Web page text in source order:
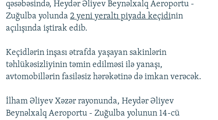
ARAŞDIRMA
MULTIMEDIA
FOTOQALEREYA
İNFOQRAFIKA
KARIKATURA
OXU ZALI
AZƏRBAYCAN ƏDƏBIYYATI KITABXANASI
İSLAM VƏ DEMOKRATIYA
İZ - MƏDƏNIYYƏT PROQRAMI
HAQQIMIZDA
MISSIYAMIZ
PEŞƏ ETIKASI VƏ JURNALISTIKA STANDARTLARIMIZ
MATERIALLARIMIZDAN ISTIFADƏ
qəsəbəsində, Heydər Əliyev Beynəlxalq Aeroportu -
Zuğulba yolunda 2 yeni yeraltı piyada keçidinin
açılışında iştirak edib.
Keçidlərin inşası ətrafda yaşayan sakinlərin
təhlükəsizliyinin təmin edilməsi ilə yanaşı,
avtomobillərin fasiləsiz hərəkətinə də imkan verəcək.
İlham Əliyev Xəzər rayonunda, Heydər Əliyev
Beynəlxalq Aeroportu - Zuğulba yolunun 14-cü